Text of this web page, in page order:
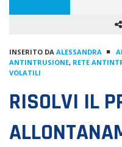
INSERITO DA ALESSANDRA
ANTINTRUSIONE, RETE
VOLATILI
RISOLVI IL